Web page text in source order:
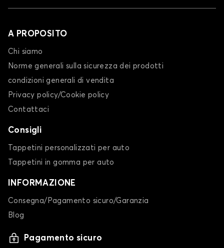
A PROPOSITO
Chi siamo
Norme generali sulla sicurezza dei prodotti
condizioni generali di vendita
Privacy policy/Cookie policy
Contattaci
Consigli
Tappetini personalizzati per auto
Tappetini in gomma per auto
INFORMAZIONE
Consegna/Pagamento sicuro/Garanzia
Blog
Pagamento sicuro